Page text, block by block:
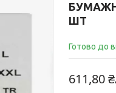
ШТ
Готово до
611,80